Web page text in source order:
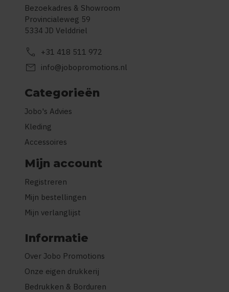
Bezoekadres & Showroom
Provincialeweg 59
5334 JD Velddriel
call +31 418 511 972
mail info@jobopromotions.nl
Categorieën
Jobo's Advies
Kleding
Accessoires
Mijn account
Registreren
Mijn bestellingen
Mijn verlanglijst
Informatie
Over Jobo Promotions
Onze eigen drukkerij
Bedrukken & Borduren